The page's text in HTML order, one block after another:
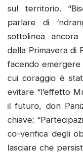
sul territorio.
parlare di
sottolinea ancora
della Primavera di
facendo
cui coraggio è
evitare “l’effetto
il futuro, don
chiave:
co-verifica degli
lasciare che